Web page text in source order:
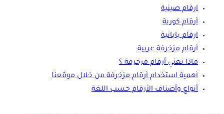
ارقام صينية
أرقام كورية
ارقام يابانية
أرقام مزخرفة عربية
ماذا تعني أرقام مزخرفة ؟
أهمية استخدام أرقام مزخرفة من خلال موقعنا
أنواع وأصناف الأرقام حسب اللغة